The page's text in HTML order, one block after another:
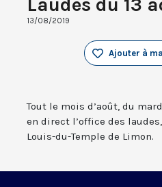
13/08/2019
Ajouter à
Tout le mois d’août, du
en direct l’office des
Louis-du-Temple de Limon.